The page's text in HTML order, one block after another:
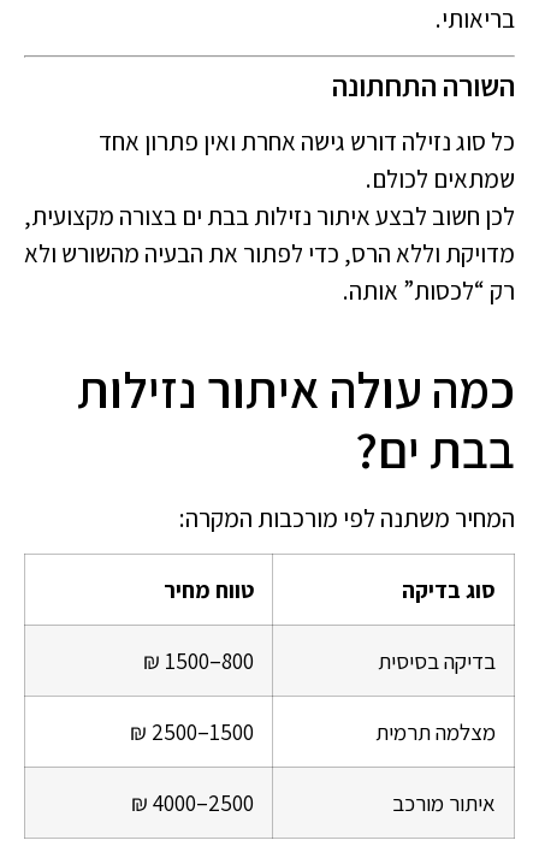
בריאותי.
השורה התחתונה
כל סוג נזילה דורש גישה אחרת ואין פתרון אחד
שמתאים לכולם.
לכן חשוב לבצע איתור נזילות בבת ים בצורה מקצועית,
מדויקת וללא הרס, כדי לפתור את הבעיה מהשורש ולא
רק “לכסות” אותה.
כמה עולה איתור נזילות
בבת ים?
המחיר משתנה לפי מורכבות המקרה:
סוג בדיקה טווח מחיר
בדיקה בסיסית 800–1500 ₪
מצלמה תרמית 1500–2500 ₪
איתור מורכב 2500–4000 ₪